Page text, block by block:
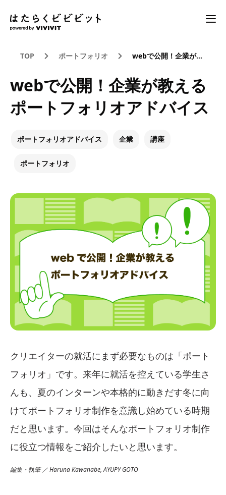
TOP ポートフォリオ webで公開！企業が教えるポートフォリオアドバイス
webで公開！企業が教える
ポートフォリオアドバイス
ポートフォリオアドバイス 企業 講座
ポートフォリオ
クリエイターの就活にまず必要なものは「ポート
フォリオ」です。来年に就活を控えている学生さ
んも、夏のインターンや本格的に動きだす冬に向
けてポートフォリオ制作を意識し始めている時期
だと思います。今回はそんなポートフォリオ制作
に役立つ情報をご紹介したいと思います。
編集・執筆 ／ Haruna Kawanabe, AYUPY GOTO